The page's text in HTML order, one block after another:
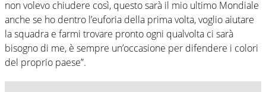
non volevo chiudere così, questo sarà il mio ultimo Mondiale
anche se ho dentro l’euforia della prima volta, voglio aiutare
la squadra e farmi trovare pronto ogni qualvolta ci sarà
bisogno di me, è sempre un’occasione per difendere i colori
del proprio paese”.